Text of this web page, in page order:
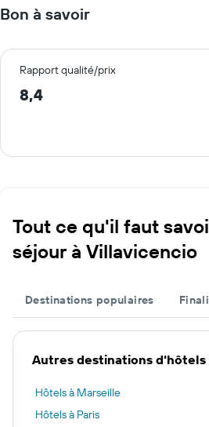
Bon à savoir
Rapport qualité/prix
8,4
Tout ce qu'il faut
séjour à Villavicencio
Destinations populaires
Autres destinations d'hôtels
Hôtels à Marseille
Hôtels à Paris